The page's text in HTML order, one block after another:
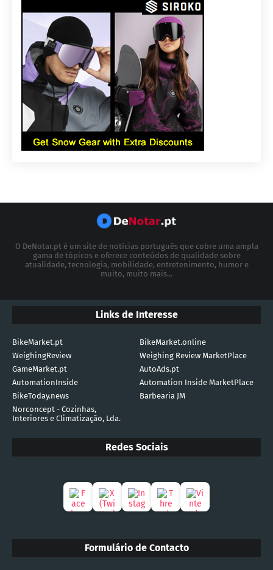
O DeNotar.pt é um site de notícias português que cobre uma ampla
gama de tópicos e oferece conteúdos de qualidade sobre
atualidade, tecnologia, mobilidade, entretenimento, humor e
muito, muito mais...
Links de Interesse
BikeMarket.pt
BikeMarket.online
WeighingReview
Weighing Review MarketPlace
GameMarket.pt
AutoAds.pt
AutomationInside
Automation Inside MarketPlace
BikeToday.news
Barbearia JM
Norconcept - Cozinhas,
Interiores e Climatização, Lda.
Redes Sociais
Formulário de Contacto